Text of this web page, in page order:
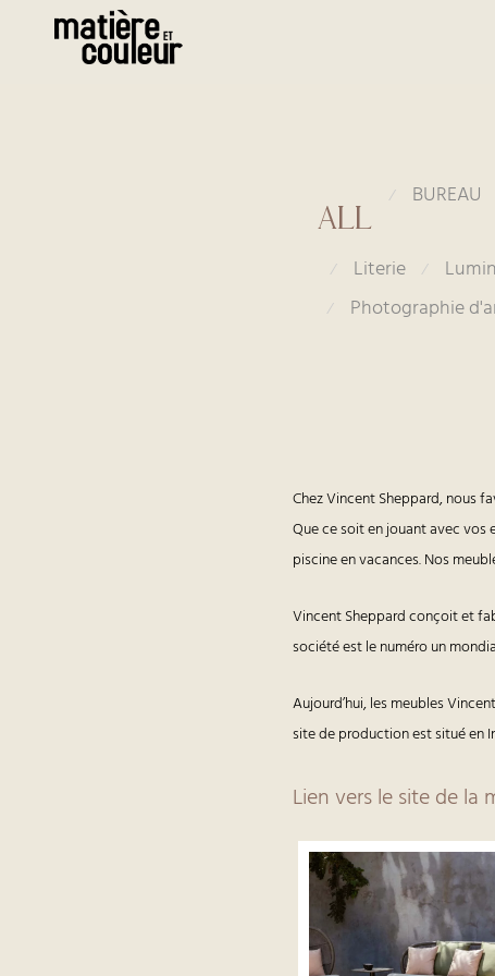
All
⁄ BUREAU
⁄ Literie ⁄
⁄ Photographie
Chez Vincent Sheppard, nous
Que ce soit en jouant avec vos
piscine en vacances. Nos
Vincent Sheppard conçoit et
société est le numéro un
Aujourd’hui, les meubles
site de production est situé en
Lien vers le site de la